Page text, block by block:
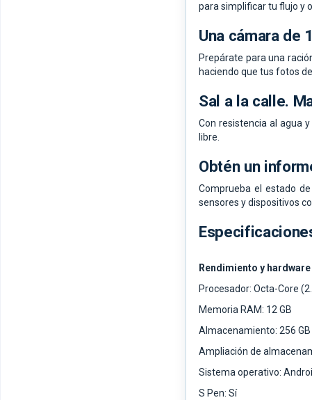
para simplificar tu flujo y
Una cámara de
Prepárate para una
haciendo que tus fotos
Sal a la calle.
Con resistencia al agua
libre.
Obtén un
Comprueba el estado
sensores y dispositivos
Rendimiento y hardware
Procesador: Octa-Core
Memoria RAM: 12 GB
Almacenamiento: 256 GB
Ampliación de
Sistema operativo:
S Pen: Sí